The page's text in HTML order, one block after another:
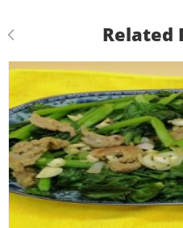
Related